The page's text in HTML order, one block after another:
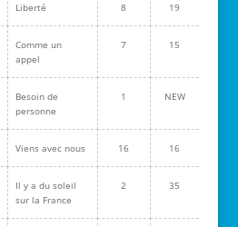
Liberté 8 19
Comme un
appel
7 15
Besoin de
personne
1 NEW
Viens avec nous 16 16
Il y a du soleil
sur la France
2 35